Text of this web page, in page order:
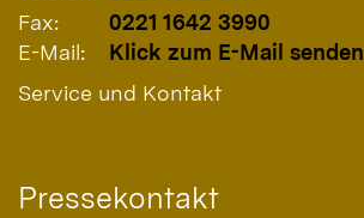
Fax:
0221 1642 3990
E-Mail:
Klick zum E-Mail senden
Service und Kontakt
Pressekontakt